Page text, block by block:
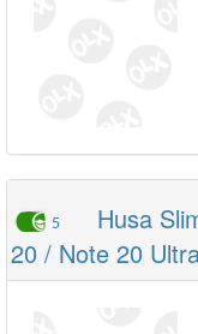
5
Husa
20 / Note 20